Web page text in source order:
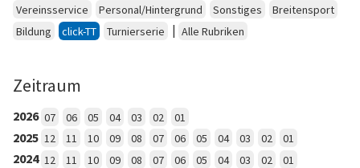
Vereinsservice
Personal/Hintergrund Sonstiges
Breitensport
Bildung
click-TT Turnierserie | Alle Rubriken
Zeitraum
2026 07 06 05 04 03 02 01
2025 12 11 10 09 08 07 06 05 04 03 02 01
2024 12 11 10 09 08 07 06 05 04 03 02 01